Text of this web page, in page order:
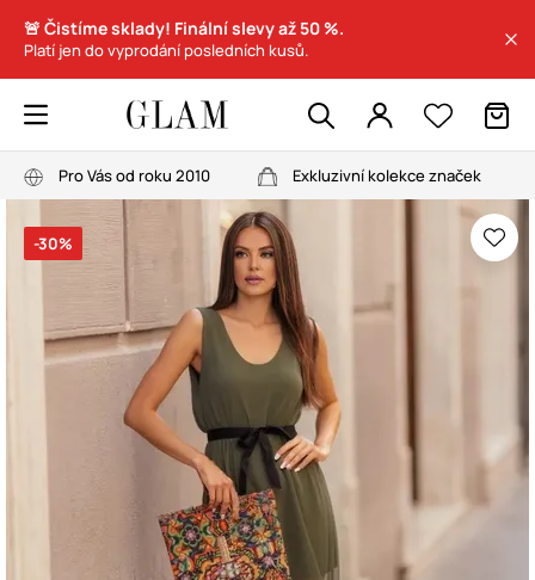
🚨 Čistíme sklady! Finální slevy až 50 %.
Platí jen do vyprodání posledních kusů.
Pro Vás od roku 2010 Exkluzivní kolekce značek
-30%